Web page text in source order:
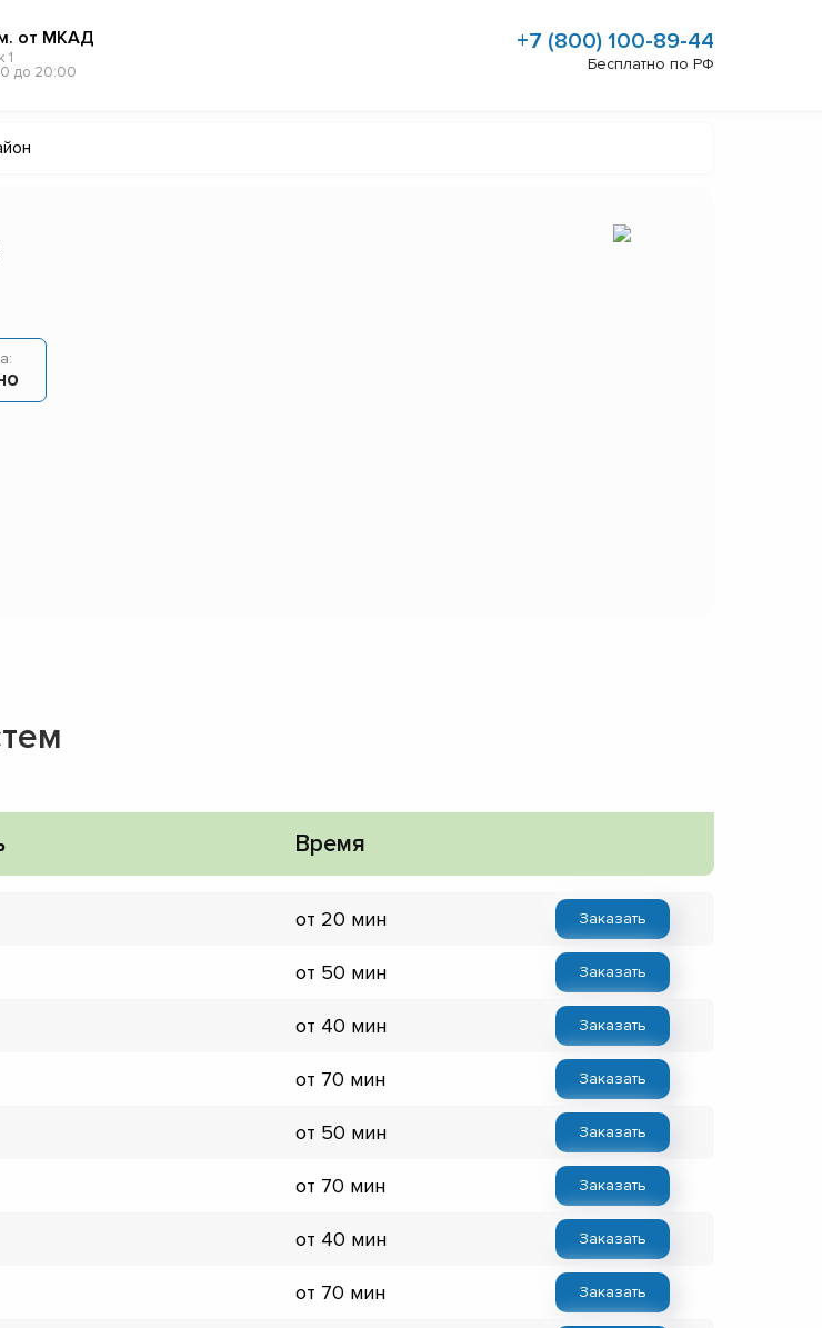
от МКАД
1
до 20:00
+7 (800) 100-89-44
Бесплатно по РФ
Время
от 20 мин Заказать
от 50 мин Заказать
от 40 мин Заказать
от 70 мин Заказать
от 50 мин Заказать
от 70 мин Заказать
от 40 мин Заказать
от 70 мин Заказать